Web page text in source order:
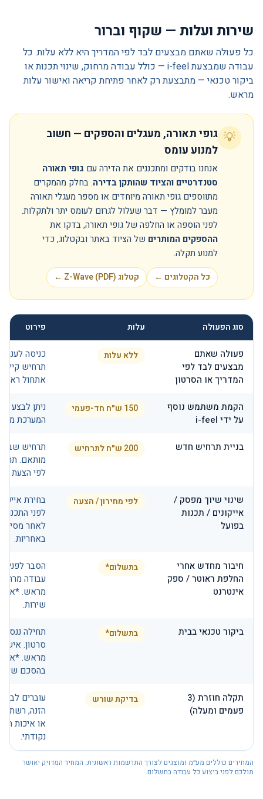
שירות ועלות — שקוף וברור
כל פעולה שאתם מבצעים לבד לפי המדריך היא ללא עלות. כל
עבודה שמבצעת i-feel — כולל עבודה מרחוק, שינוי תכנות או
ביקור טכנאי — מתבצעת רק לאחר פתיחת קריאה ואישור עלות
מראש.
💡 גופי תאורה, מעגלים והספקים — חשוב
למנוע עומס
אנחנו בודקים ומתכננים את הדירה עם גופי תאורה
סטנדרטיים והציוד שהותקן בדירה. בחלק מהמקרים
מתווספים גופי תאורה מיוחדים או מספר מעגלי תאורה
מעבר למומלץ — דבר שעלול לגרום לעומס יתר ולתקלות.
לפני הוספה או החלפה של גופי תאורה, בדקו את
ההספקים המותרים של הציוד באתר ובקטלוג, כדי
למנוע תקלה.
כל הקטלוגים ← קטלוג Z-Wave (PDF) ←
סוג הפעולה עלות פירוט
פעולה שאתם
מבצעים לבד לפי
המדריך או הסרטון
ללא עלות
כניסה
תרחיש
אתחול
הקמת משתמש נוסף
על ידי i-feel
150 ש״ח חד-פעמי
ניתן לבצע
המערכת
בניית תרחיש חדש 200 ש״ח לתרחיש
תרחיש שבת,
מותאם.
לפי הצעת
שינוי שיוך מפסק /
אייקונים / תכנות
בפועל
לפי מחירון / הצעה
בחירת
לפני
לאחר
באחריות.
חיבור מחדש אחרי
החלפת ראוטר / ספק
אינטרנט
בתשלום*
הסבר לפני
עבודה
מראש.
שירות.
ביקור טכנאי בבית בתשלום*
תחילה ננסה
סרטון.
מראש.
בהסכם
תקלה חוזרת (3
פעמים ומעלה)
בדיקת שורש
עוברים
או איכות
נקודתי.
המחירים כוללים מע״מ ומוצגים לצורך התרשמות ראשונית. המחיר המדויק יאושר
מולכם לפני ביצוע כל עבודה בתשלום.